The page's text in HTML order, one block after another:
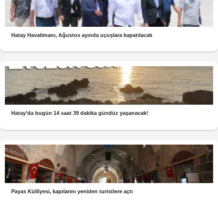
Hatay Havalimanı, Ağustos ayında uçuşlara kapatılacak
Hatay’da bugün 14 saat 39 dakika gündüz yaşanacak!
Payas Külliyesi, kapılarını yeniden turistlere açtı